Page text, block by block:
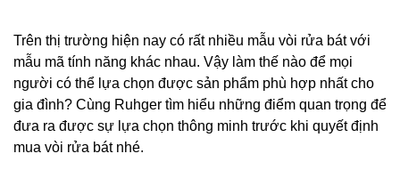
Trên thị trường hiện nay có rất nhiều mẫu vòi rửa bát với
mẫu mã tính năng khác nhau. Vậy làm thế nào để mọi
người có thể lựa chọn được sản phẩm phù hợp nhất cho
gia đình? Cùng Ruhger tìm hiểu những điểm quan trọng để
đưa ra được sự lựa chọn thông minh trước khi quyết định
mua vòi rửa bát nhé.